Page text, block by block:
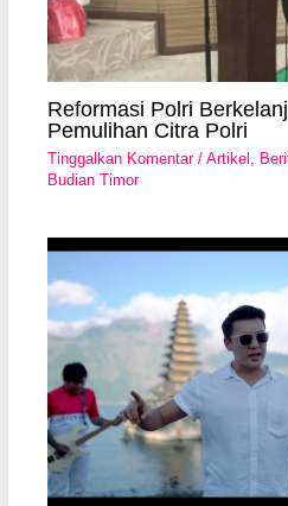
Reformasi Polri
Pemulihan Citra Polri
Tinggalkan Komentar /Artikel ,
Budian Timor